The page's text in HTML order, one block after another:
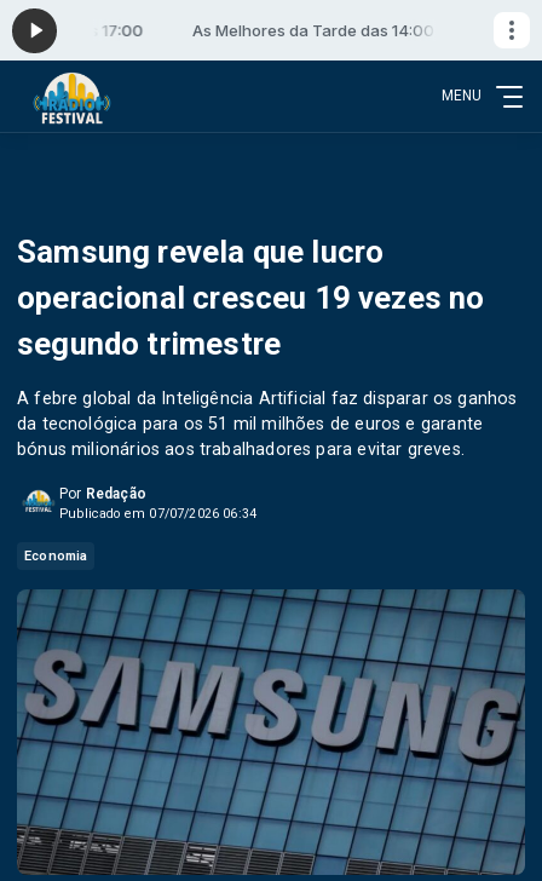
14:00 às 17:00 As Melhores da Tarde das 14:00 às 17:00
MENU
Samsung revela que lucro
operacional cresceu 19 vezes no
segundo trimestre
A febre global da Inteligência Artificial faz disparar os ganhos
da tecnológica para os 51 mil milhões de euros e garante
bónus milionários aos trabalhadores para evitar greves.
Por Redação
Publicado em 07/07/2026 06:34
Economia